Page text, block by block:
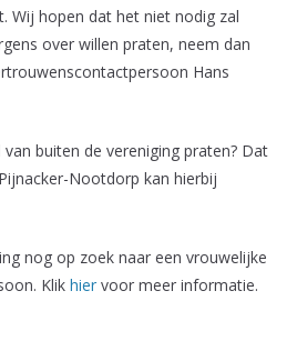
Wij hopen dat het niet nodig zal
over willen praten, neem dan
Hans
buiten de vereniging praten? Dat
Nootdorp kan hierbij
nog op zoek naar een vrouwelijke
Klik hier voor meer informatie.